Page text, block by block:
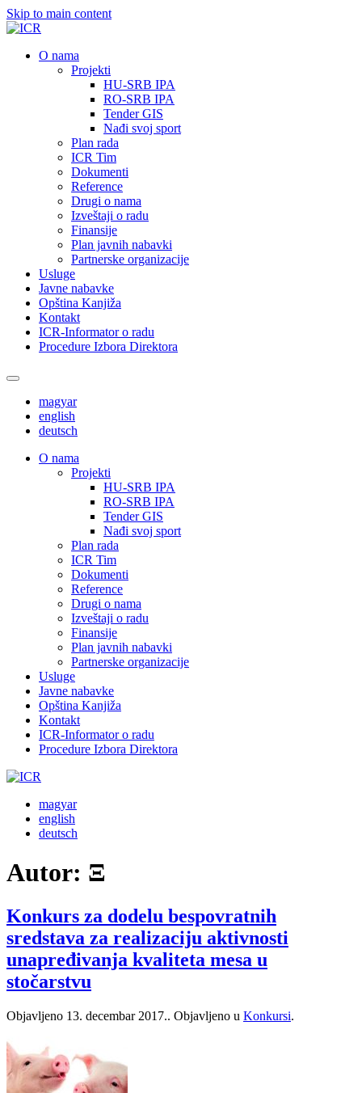
Skip to main content
О nama
Projekti
HU-SRB IPA
RO-SRB IPA
Tender GIS
Nađi svoj sport
Plan rada
ICR Tim
Dokumenti
Reference
Drugi o nama
Izveštaji o radu
Finansije
Plan javnih nabavki
Partnerske organizacije
Usluge
Javne nabavke
Opština Kanjiža
Kontakt
ICR-Informator o radu
Procedure Izbora Direktora
magyar
english
deutsch
О nama
Projekti
HU-SRB IPA
RO-SRB IPA
Tender GIS
Nađi svoj sport
Plan rada
ICR Tim
Dokumenti
Reference
Drugi o nama
Izveštaji o radu
Finansije
Plan javnih nabavki
Partnerske organizacije
Usluge
Javne nabavke
Opština Kanjiža
Kontakt
ICR-Informator o radu
Procedure Izbora Direktora
magyar
english
deutsch
Autor: Ξ
Konkurs za dodelu bespovratnih
sredstava za realizaciju aktivnosti
unapređivanja kvaliteta mesa u
stočarstvu
Objavljeno 13. decembar 2017.. Objavljeno u Konkursi.